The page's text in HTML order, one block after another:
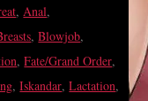
,Anal,
,Blowjob,
,Fate/Grand Order,
,Iskandar,Lactation,